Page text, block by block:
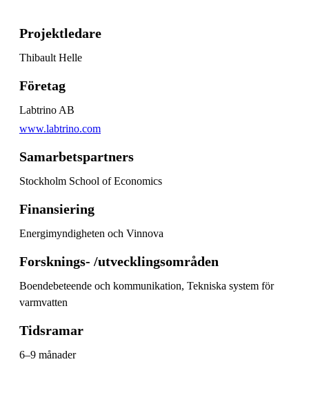
Projektledare
Thibault Helle
Företag
Labtrino AB
www.labtrino.com
Samarbetspartners
Stockholm School of Economics
Finansiering
Energimyndigheten och Vinnova
Forsknings- /utvecklingsområden
Boendebeteende och kommunikation, Tekniska system för
varmvatten
Tidsramar
6–9 månader